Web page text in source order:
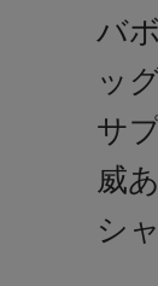
バ
ッ
サ
威
シ